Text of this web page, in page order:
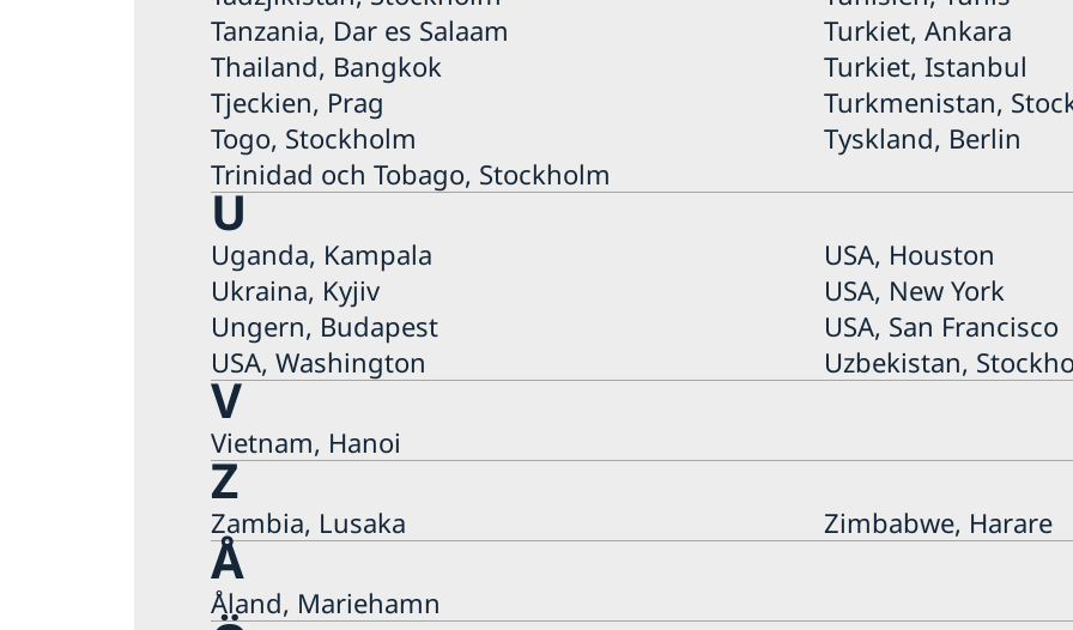
Tanzania, Dar es Salaam
Thailand, Bangkok
Tjeckien, Prag
Togo, Stockholm
Trinidad och Tobago, Stockholm
Turkiet, Ankara
Turkiet, Istanbul
Turkmenistan,
Tyskland, Berlin
U
Uganda, Kampala
Ukraina, Kyjiv
Ungern, Budapest
USA, Washington
USA, Houston
USA, New York
USA, San Francisco
Uzbekistan,
V
Vietnam, Hanoi
Z
Zambia, Lusaka Zimbabwe, Harare
Å
Åland, Mariehamn